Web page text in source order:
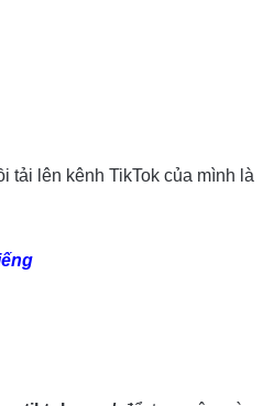
tải lên kênh TikTok của mình là